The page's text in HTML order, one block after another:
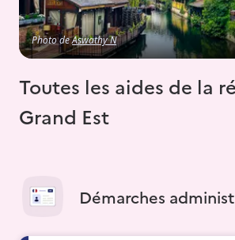
Photo deAswathy N
Toutes les aides de la
Grand Est
Démarches